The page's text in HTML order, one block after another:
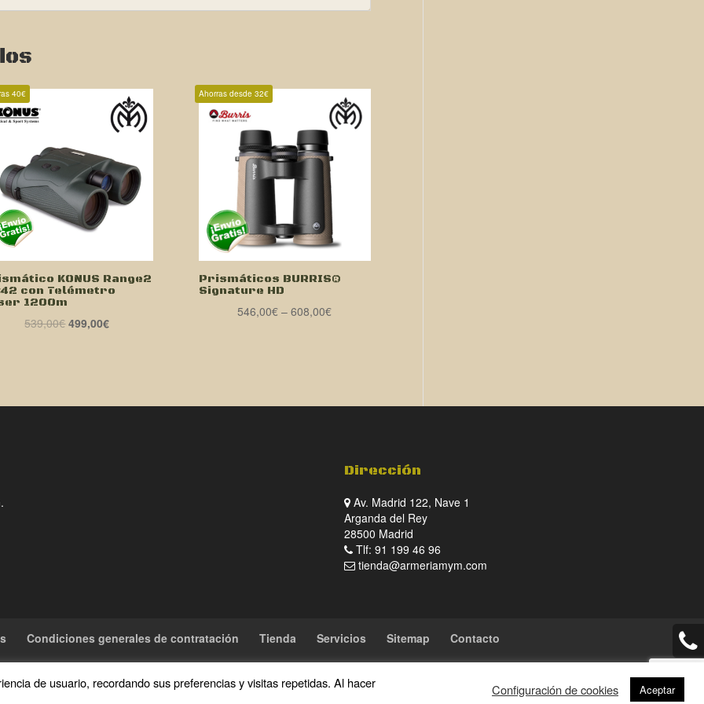
40€
KONUS Range2
con Telémetro
1200m
539,00€El
499,00€El
Ahorras desde 32€
Prismáticos BURRIS®
Signature HD
546,00€ –608,00€
Dirección
Av. Madrid 122, Nave 1
Arganda del Rey
28500 Madrid
Tlf: 91 199 46 96
tienda@armeriamym.com
Condiciones generales de contratación Tienda Servicios Sitemap Contacto
reservados
de usuario, recordando sus preferencias y visitas repetidas. Al hacer
Configuración de cookies Aceptar